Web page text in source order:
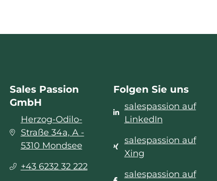
Sales Passion
GmbH
Herzog-Odilo-
Straße 34a, A -
5310 Mondsee
+43 6232 32 222
Folgen Sie uns
salespassion auf
LinkedIn
salespassion auf
Xing
salespassion auf